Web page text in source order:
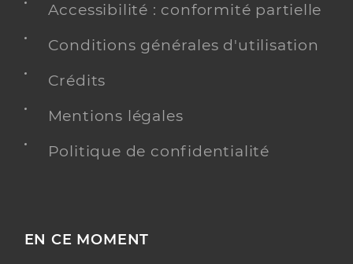
Accessibilité : conformité partielle
Conditions générales d'utilisation
Crédits
Mentions légales
Politique de confidentialité
EN CE MOMENT